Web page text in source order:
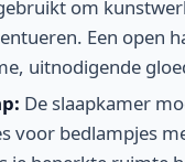
om
Een open
uitnodigende
De slaapkamer
voor bedlampjes